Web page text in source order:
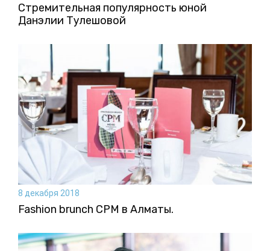
Стремительная популярность юной
Данэлии Тулешовой
8 декабря 2018
Fashion brunch CPM в Алматы.